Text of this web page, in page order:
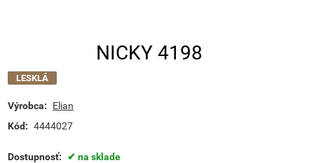
NICKY 4198
LESKLÁ
Výrobca:
Elian
Kód: 4444027
Dostupnosť: na sklade